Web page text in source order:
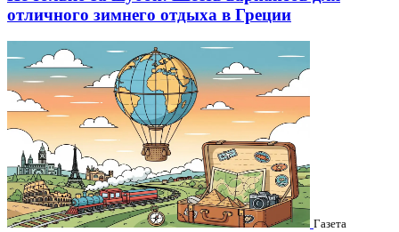
отличного зимнего отдыха в Греции
Газета